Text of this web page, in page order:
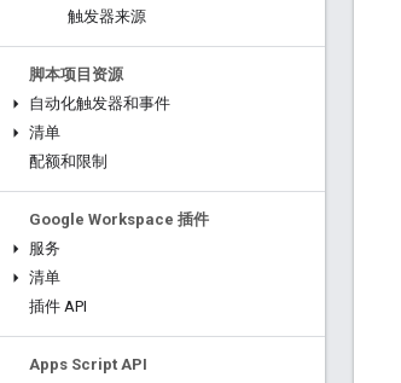
触发器来源
脚本项目资源
自动化触发器和事件
清单
配额和限制
Google Workspace 插件
服务
清单
插件 API
Apps Script API